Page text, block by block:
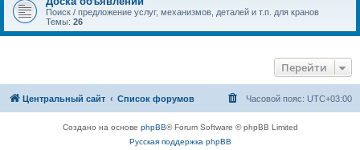
Поиск / предложение услуг, механизмов, деталей и т.п. для кранов
Темы: 26
Перейти
Центральный сайт Список форумов Часовой пояс: UTC+03:00
Создано на основе phpBB® Forum Software © phpBB Limited
Русская поддержка phpBB